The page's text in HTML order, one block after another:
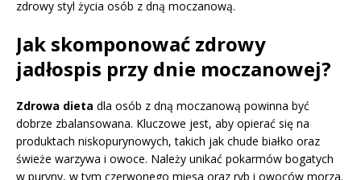
zdrowy styl życia osób z dną moczanową.
Jak skomponować zdrowy
jadłospis przy dnie moczanowej?
Zdrowa dieta dla osób z dną moczanową powinna być
dobrze zbalansowana. Kluczowe jest, aby opierać się na
produktach niskopurynowych, takich jak chude białko oraz
świeże warzywa i owoce. Należy unikać pokarmów bogatych
w puryny, w tym czerwonego mięsa oraz ryb i owoców morza.